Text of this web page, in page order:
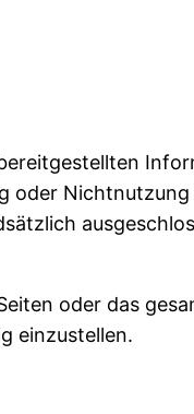
oder
oder das
einzustellen.